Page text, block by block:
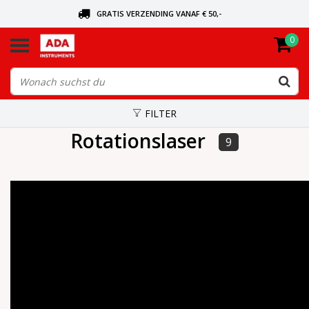
GRATIS VERZENDING VANAF € 50,-
VANDAAG BESTELD, VANDAAG VERZONDEN
0
FILTER
Rotationslaser 9